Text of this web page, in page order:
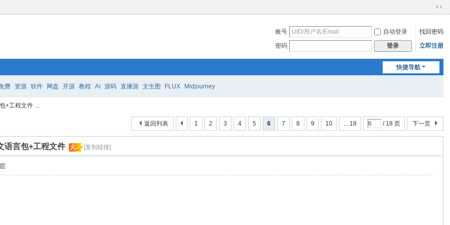
切
到
窄
账号 自动登录
找回密码
密码
登录 立即注册
快捷导航
费 资源 软件 网盘 开源 教程 AI 源码 直播源 文生图 FLUX Midjourney
+工程文件 ...
1 2 3 4 5 6 7 8 9 10 ... 18 / 18 页 下一页
返回列表
语言包+工程文件 火.. [复制链接]